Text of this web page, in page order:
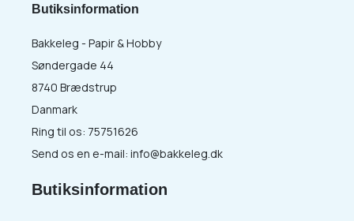
Butiksinformation
Bakkeleg - Papir & Hobby
Søndergade 44
8740 Brædstrup
Danmark
Ring til os: 75751626
Send os en e-mail: info@bakkeleg.dk
Butiksinformation